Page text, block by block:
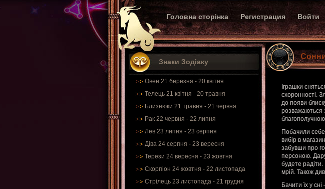
Головна сторінка Регистрация Войти
Знаки Зодіаку
Овен 21 березня - 20 квітня
Телець 21 квітня - 20 травня
Близнюки 21 травня - 21 червня
Рак 22 червня - 22 липня
Лев 23 липня - 23 серпня
Діва 24 серпня - 23 вересня
Терези 24 вересня - 23 жовтня
Скорпіон 24 жовтня - 22 листопада
Стрілець 23 листопада - 21 грудня
Іграшки
схоронності.
до появи
розважаються
Побачили
вибір в
забувши про
персоною.
будете
мрій. Також
Бачити їх у